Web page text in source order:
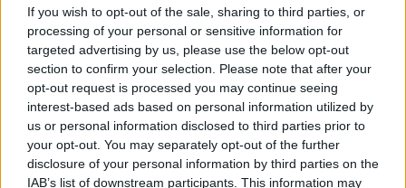
If you wish to opt-out of the sale, sharing to third parties, or
processing of your personal or sensitive information for
targeted advertising by us, please use the below opt-out
section to confirm your selection. Please note that after your
opt-out request is processed you may continue seeing
interest-based ads based on personal information utilized by
us or personal information disclosed to third parties prior to
your opt-out. You may separately opt-out of the further
disclosure of your personal information by third parties on the
IAB’s list of downstream participants. This information may
informāciju par iespējamu paaugstinātu risku
saistībā ar nepietiekamu uzturu. Šajos gadījumos
Bērnu slimnīcas nodaļās ārstējošie ārsti tiek
informēti, ka bērnam pastāv augsts malnutrīcijas
risks un ir nepieciešams piesaistīt uztura speciālistu.
Pilotprojektā plānots iesaistīt aptuveni 100 pacientu.
Pētījuma mērķis ir izvērtēt, kurš no skrīninga rīkiem